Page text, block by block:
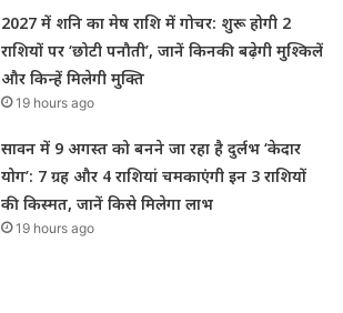
2027 में शनि का मेष राशि में गोचर: शुरू होगी 2
राशियों पर ‘छोटी पनौती’, जानें किनकी बढ़ेगी मुश्किलें
और किन्हें मिलेगी मुक्ति
19 hours ago
सावन में 9 अगस्त को बनने जा रहा है दुर्लभ ‘केदार
योग’: 7 ग्रह और 4 राशियां चमकाएंगी इन 3 राशियों
की किस्मत, जानें किसे मिलेगा लाभ
19 hours ago